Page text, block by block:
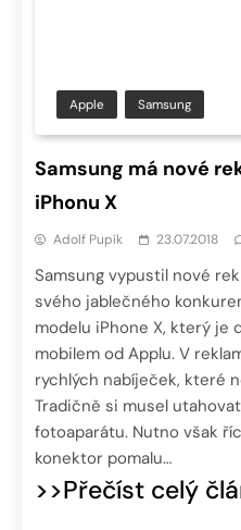
Apple Samsung
Samsung má nové
iPhonu X
Adolf Pupík 23.07.2018
Samsung vypustil nové
svého jablečného
modelu iPhone X, který je
mobilem od Applu. V
rychlých nabíječek, které
Tradičně si musel
fotoaparátu. Nutno však
konektor pomalu…
>>Přečíst celý